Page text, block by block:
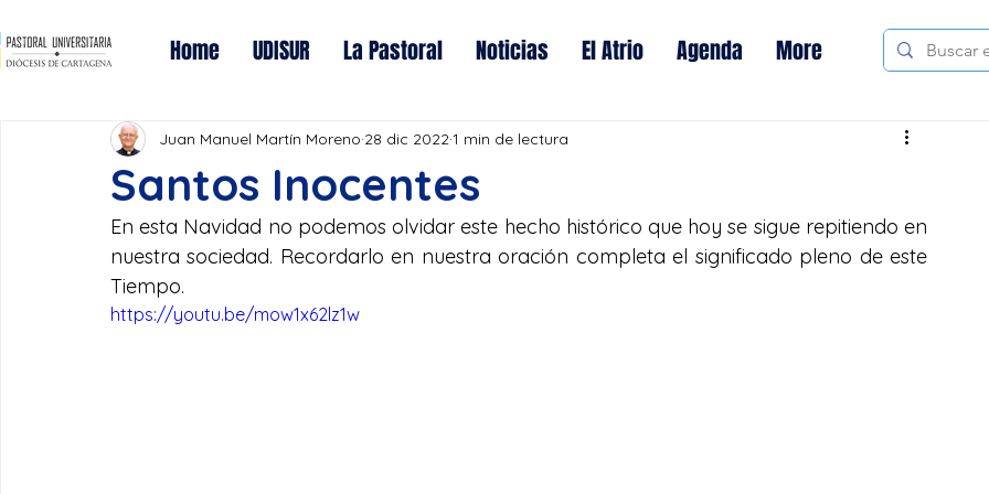
Home UDISUR La Pastoral Noticias El Atrio Agenda More
Santos Inocentes
Juan Manuel Martín Moreno 28 dic 2022 1 min de lectura
En esta Navidad no podemos olvidar este hecho histórico que hoy se sigue repitiendo en
nuestra sociedad. Recordarlo en nuestra oración completa el significado pleno de este
Tiempo.
https://youtu.be/mow1x62lz1w